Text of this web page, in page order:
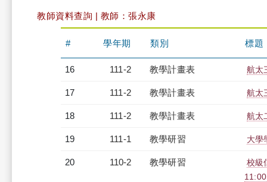
教師資料查詢 | 教師：張永康
# 學年期 類別 標題
16 111-2 教學計畫表 航太
17 111-2 教學計畫表 航太
18 111-2 教學計畫表 航太
19 111-1 教學研習 大學
20 110-2 教學研習
校級